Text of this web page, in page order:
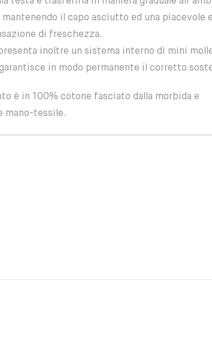
il capo asciutto ed una piacevole e
di freschezza.
presenta inoltre un sistema interno di mini
in modo permanente il corretto
è in 100% cotone fasciato dalla morbida e
mano-tessile.